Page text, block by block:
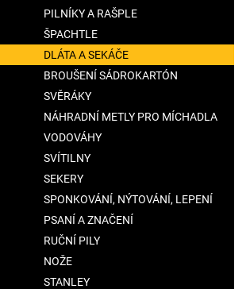
PILNÍKY A RAŠPLE
ŠPACHTLE
DLÁTA A SEKÁČE
BROUŠENÍ SÁDROKARTÓN
SVĚRÁKY
NÁHRADNÍ METLY PRO MÍCHADLA
VODOVÁHY
SVÍTILNY
SEKERY
SPONKOVÁNÍ, NÝTOVÁNÍ, LEPENÍ
PSANÍ A ZNAČENÍ
RUČNÍ PILY
NOŽE
STANLEY